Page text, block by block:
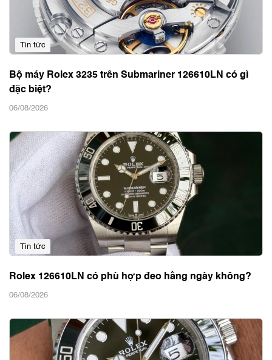
Tin tức
Bộ máy Rolex 3235 trên Submariner 126610LN có gì
đặc biệt?
06/08/2026
Tin tức
Rolex 126610LN có phù hợp đeo hằng ngày không?
06/08/2026